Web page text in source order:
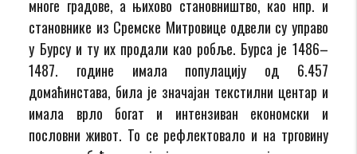
многе градове, а њихово становништво, као нпр. и
становнике из Сремске Митровице одвели су управо
у Бурсу и ту их продали као робље. Бурса је 1486–
1487. године имала популацију од 6.457
домаћинстава, била је значајан текстилни центар и
имала врло богат и интензиван економски и
пословни живот. То се рефлектовало и на трговину